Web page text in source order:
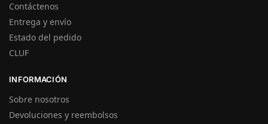
Contáctenos
Entrega y envío
Estado del pedido
CLUF
INFORMACIÓN
Sobre nosotros
Devoluciones y reembolsos